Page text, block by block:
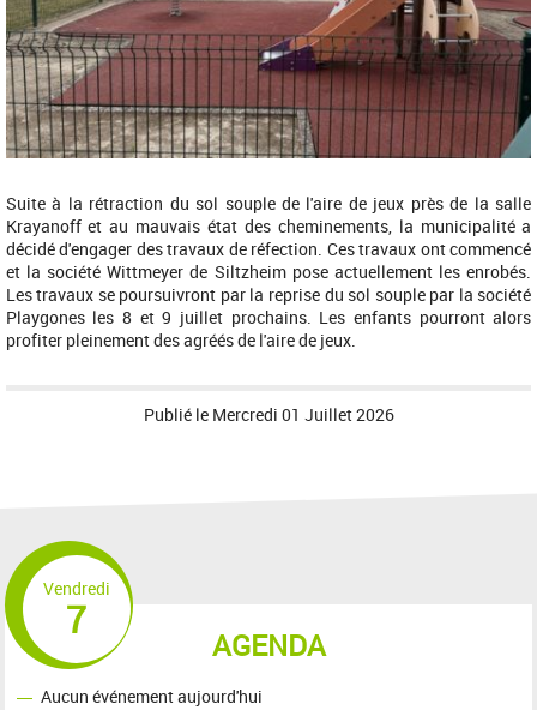
Suite à la rétraction du sol souple de l'aire de jeux près de la salle
Krayanoff et au mauvais état des cheminements, la municipalité a
décidé d'engager des travaux de réfection. Ces travaux ont commencé
et la société Wittmeyer de Siltzheim pose actuellement les enrobés.
Les travaux se poursuivront par la reprise du sol souple par la société
Playgones les 8 et 9 juillet prochains. Les enfants pourront alors
profiter pleinement des agréés de l'aire de jeux.
Publié le Mercredi 01 Juillet 2026
AGENDA
Vendredi
7
Aucun événement aujourd'hui